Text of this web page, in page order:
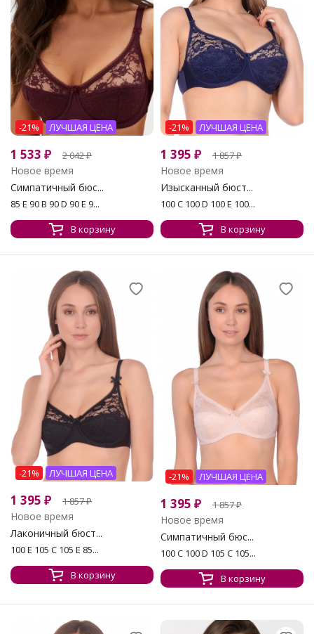
-21% ЛУЧШАЯ ЦЕНА
1 533 ₽ 2 042₽
Новое время
Симпатичный бюс...
85 E 90 B 90 D 90 E 9...
В корзину
-21% ЛУЧШАЯ ЦЕНА
1 395 ₽ 1 857₽
Новое время
Изысканный бюст...
100 C 100 D 100 E 100...
В корзину
-21% ЛУЧШАЯ ЦЕНА
1 395 ₽ 1 857₽
Новое время
Лаконичный бюст...
100 E 105 C 105 E 85...
В корзину
-21% ЛУЧШАЯ ЦЕНА
1 395 ₽ 1 857₽
Новое время
Симпатичный бюс...
100 C 100 D 105 C 105...
В корзину